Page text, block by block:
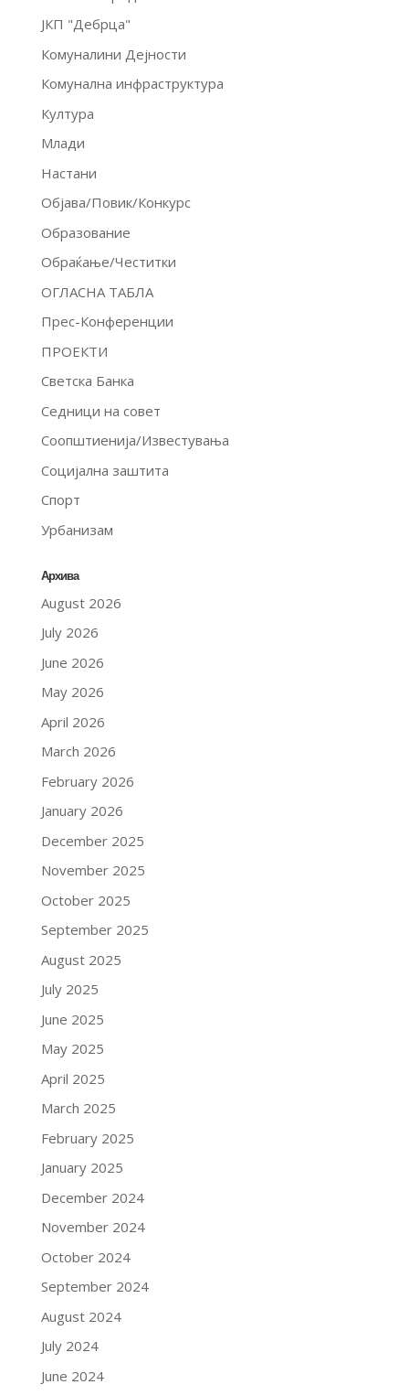
ЈКП "Дебрца"
Комуналини Дејности
Комунална инфраструктура
Култура
Млади
Настани
Објава/Повик/Конкурс
Образование
Обраќање/Честитки
ОГЛАСНА ТАБЛА
Прес-Конференции
ПРОЕКТИ
Светска Банка
Седници на совет
Соопштиенија/Известувања
Социјална заштита
Спорт
Урбанизам
Архива
August 2026
July 2026
June 2026
May 2026
April 2026
March 2026
February 2026
January 2026
December 2025
November 2025
October 2025
September 2025
August 2025
July 2025
June 2025
May 2025
April 2025
March 2025
February 2025
January 2025
December 2024
November 2024
October 2024
September 2024
August 2024
July 2024
June 2024